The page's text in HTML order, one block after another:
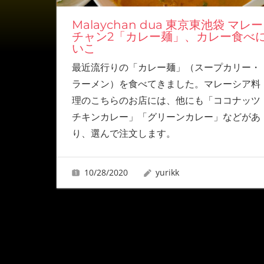
Malaychan dua 東京東池袋 マレー
チャン2「カレー麺」、カレー食べ
いこ
最近流行りの「カレー麺」（スープカリー・
ラーメン）を食べてきました。マレーシア料
理のこちらのお店には、他にも「ココナッツ
チキンカレー」「グリーンカレー」などがあ
り、選んで注文します。
10/28/2020 yurikk